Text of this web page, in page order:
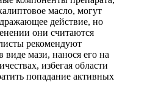
масло, могут
действие, но
они считаются
рекомендуют
виде мази, нанося его на
избегая области
попадание активных